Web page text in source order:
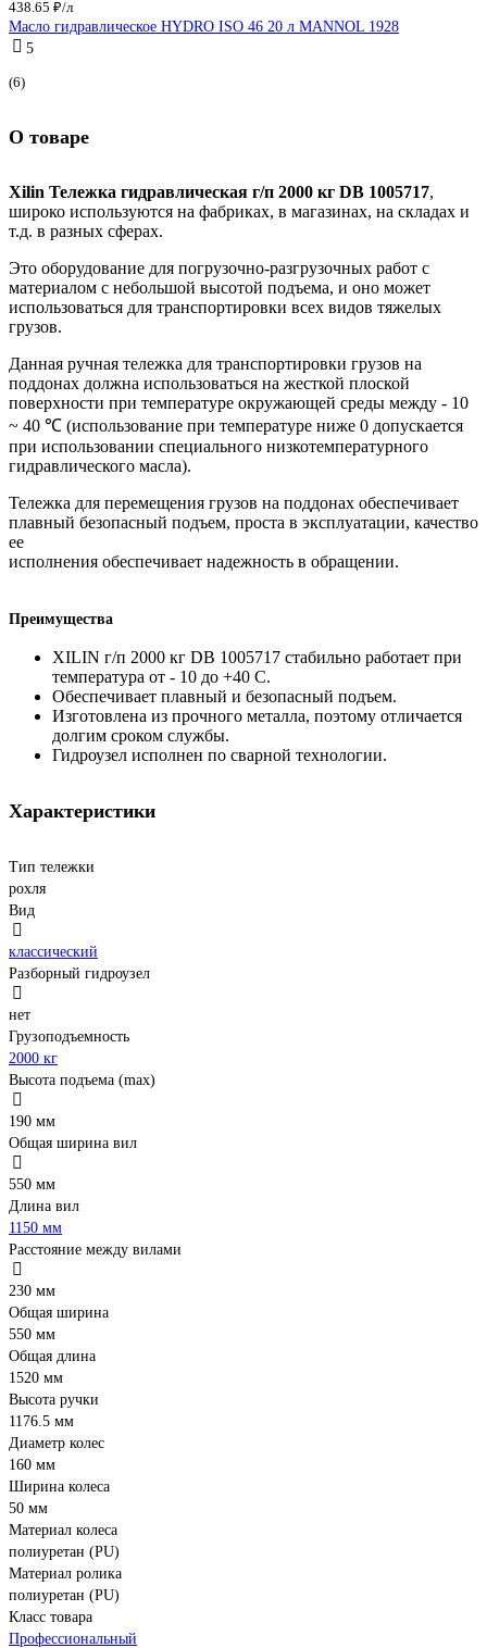
438.65 ₽/л
Масло гидравлическое HYDRO ISO 46 20 л MANNOL 1928
5
(6)
О товаре
Xilin Тележка гидравлическая г/п 2000 кг DB 1005717,
широко используются на фабриках, в магазинах, на складах и
т.д. в разных сферах.
Это оборудование для погрузочно-разгрузочных работ с
материалом с небольшой высотой подъема, и оно может
использоваться для транспортировки всех видов тяжелых
грузов.
Данная ручная тележка для транспортировки грузов на
поддонах должна использоваться на жесткой плоской
поверхности при температуре окружающей среды между - 10
~ 40 ℃ (использование при температуре ниже 0 допускается
при использовании специального низкотемпературного
гидравлического масла).
Тележка для перемещения грузов на поддонах обеспечивает
плавный безопасный подъем, проста в эксплуатации, качество
ее
исполнения обеспечивает надежность в обращении.
Преимущества
XILIN г/п 2000 кг DB 1005717 стабильно работает при
температура от - 10 до +40 С.
Обеспечивает плавный и безопасный подъем.
Изготовлена из прочного металла, поэтому отличается
долгим сроком службы.
Гидроузел исполнен по сварной технологии.
Характеристики
Тип тележки
рохля
Вид
классический
Разборный гидроузел
нет
Грузоподъемность
2000 кг
Высота подъема (max)
190 мм
Общая ширина вил
550 мм
Длина вил
1150 мм
Расстояние между вилами
230 мм
Общая ширина
550 мм
Общая длина
1520 мм
Высота ручки
1176.5 мм
Диаметр колес
160 мм
Ширина колеса
50 мм
Материал колеса
полиуретан (PU)
Материал ролика
полиуретан (PU)
Класс товара
Профессиональный